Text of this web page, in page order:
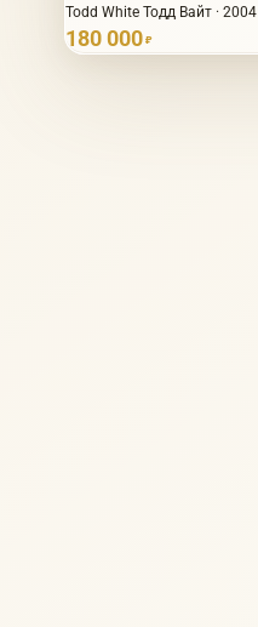
Todd White Тодд Вайт · 2004
180 000 ₽